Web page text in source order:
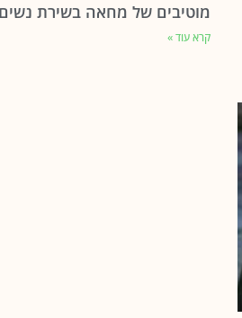
מוטיבים של מחאה בשירת נשים
קרא עוד »